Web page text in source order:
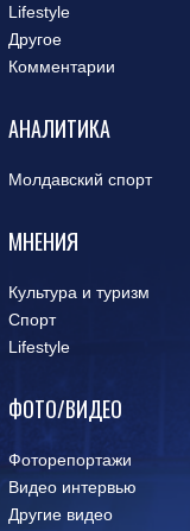
Lifestyle
Другое
Комментарии
АНАЛИТИКА
Молдавский спорт
МНЕНИЯ
Культура и туризм
Спорт
Lifestyle
ФОТО/ВИДЕО
Фоторепортажи
Видео интервью
Другие видео